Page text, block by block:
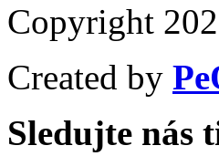
Copyright
Created by
Sledujte nás